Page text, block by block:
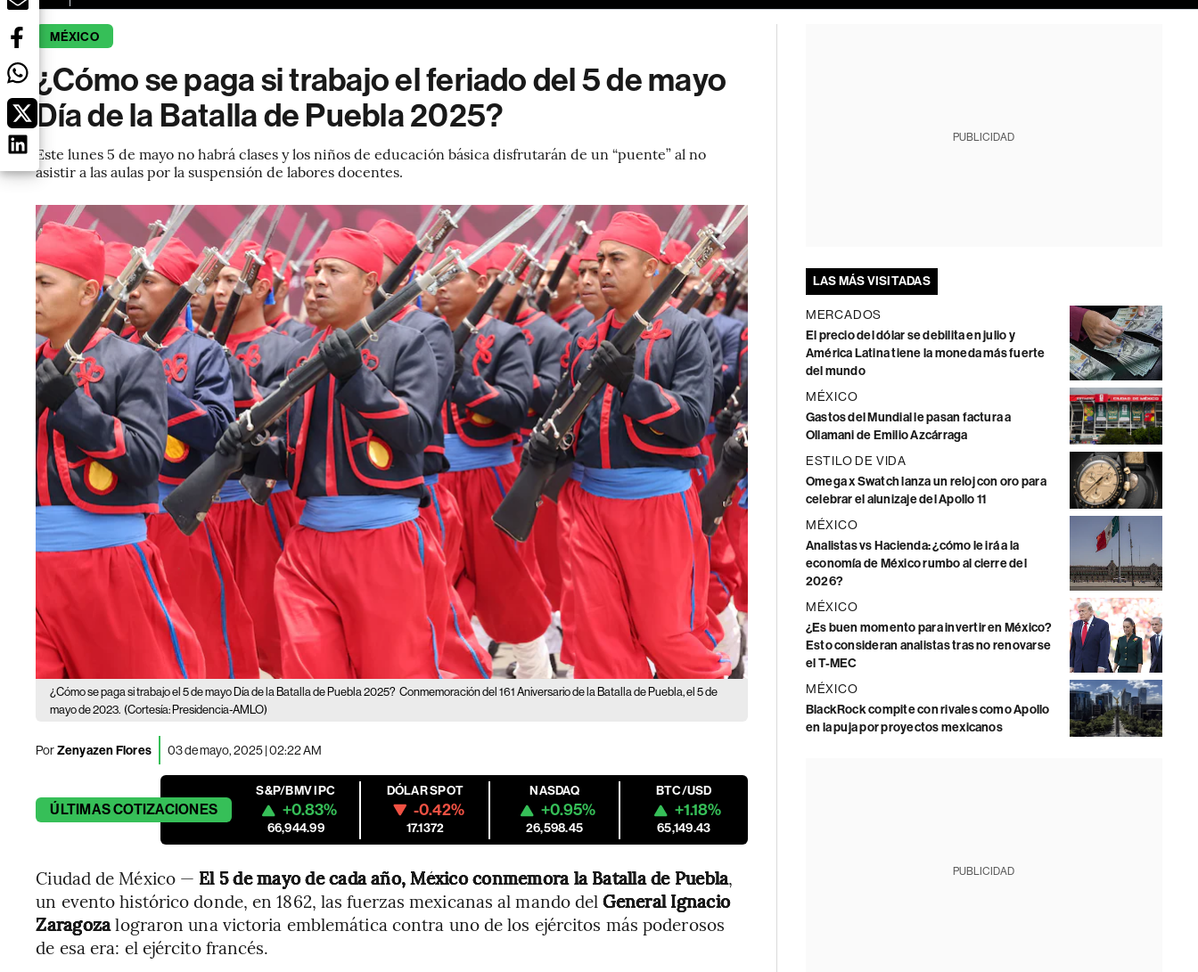
MÉXICO
¿Cómo se paga si trabajo el feriado del 5 de mayo
Día de la Batalla de Puebla 2025?
Este lunes 5 de mayo no habrá clases y los niños de educación básica disfrutarán de un “puente” al no
asistir a las aulas por la suspensión de labores docentes.
¿Cómo se paga si trabajo el 5 de mayo Día de la Batalla de Puebla 2025? Conmemoración del 161 Aniversario de la Batalla de Puebla, el 5 de
mayo de 2023. (Cortesía: Presidencia-AMLO)
PorZenyazen Flores 03 de mayo, 2025 | 02:22 AM
ÚLTIMASCOTIZACIONES
S&P/BMV IPC
+0.83%
66,944.99
DÓLAR SPOT
-0.42%
17.1372
NASDAQ
+0.95%
26,598.45
BTC/USD
+1.18%
65,149.43
Ciudad de México — El 5 de mayo de cada año, México conmemora la Batalla de Puebla,
un evento histórico donde, en 1862, las fuerzas mexicanas al mando delGeneral Ignacio
Zaragozalograron una victoria emblemática contra uno de los ejércitos más poderosos
de esa era: el ejército francés.
PUBLICIDAD
LAS MÁS VISITADAS
MERCADOS
El precio del dólar se debilita en julio y
América Latina tiene la moneda más fuerte
del mundo
MÉXICO
Gastos del Mundial le pasan factura a
Ollamani de Emilio Azcárraga
ESTILO DE VIDA
Omega x Swatch lanza un reloj con oro para
celebrar el alunizaje del Apollo 11
MÉXICO
Analistas vs Hacienda: ¿cómo le irá a la
economía de México rumbo al cierre del
2026?
MÉXICO
¿Es buen momento para invertir en México?
Esto consideran analistas tras no renovarse
el T-MEC
MÉXICO
BlackRock compite con rivales como Apollo
en la puja por proyectos mexicanos
PUBLICIDAD